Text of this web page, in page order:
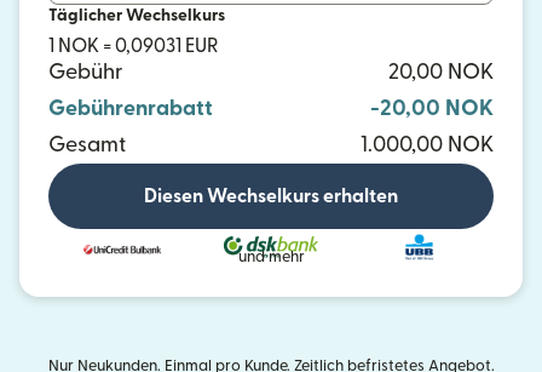
Täglicher Wechselkurs
1 NOK = 0,09031 EUR
Gebühr
20,00 NOK
Gebührenrabatt
-20,00 NOK
Gesamt
1.000,00 NOK
Diesen Wechselkurs erhalten
und mehr
Nur Neukunden. Einmal pro Kunde. Zeitlich befristetes Angebot.